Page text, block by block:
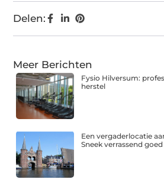
Delen:
Meer Berichten
Fysio Hilversum:
herstel
Een vergaderlocatie
Sneek verrassend